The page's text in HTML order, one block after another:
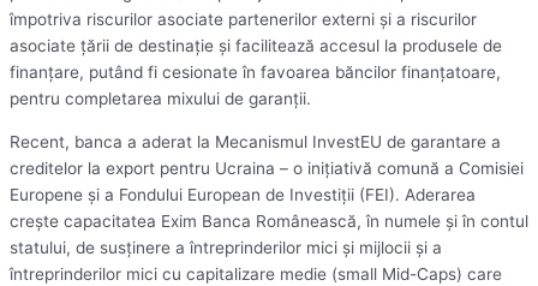
împotriva riscurilor asociate partenerilor externi şi a riscurilor
asociate ţării de destinaţie şi facilitează accesul la produsele de
finanţare, putând fi cesionate în favoarea băncilor finanţatoare,
pentru completarea mixului de garanţii.
Recent, banca a aderat la Mecanismul InvestEU de garantare a
creditelor la export pentru Ucraina – o iniţiativă comună a Comisiei
Europene şi a Fondului European de Investiţii (FEI). Aderarea
creşte capacitatea Exim Banca Românească, în numele şi în contul
statului, de susţinere a întreprinderilor mici şi mijlocii şi a
întreprinderilor mici cu capitalizare medie (small Mid-Caps) care